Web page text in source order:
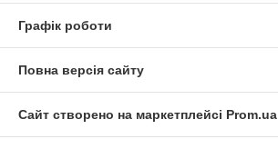
Графік роботи
Повна версія сайту
Сайт створено на маркетплейсі Prom.ua